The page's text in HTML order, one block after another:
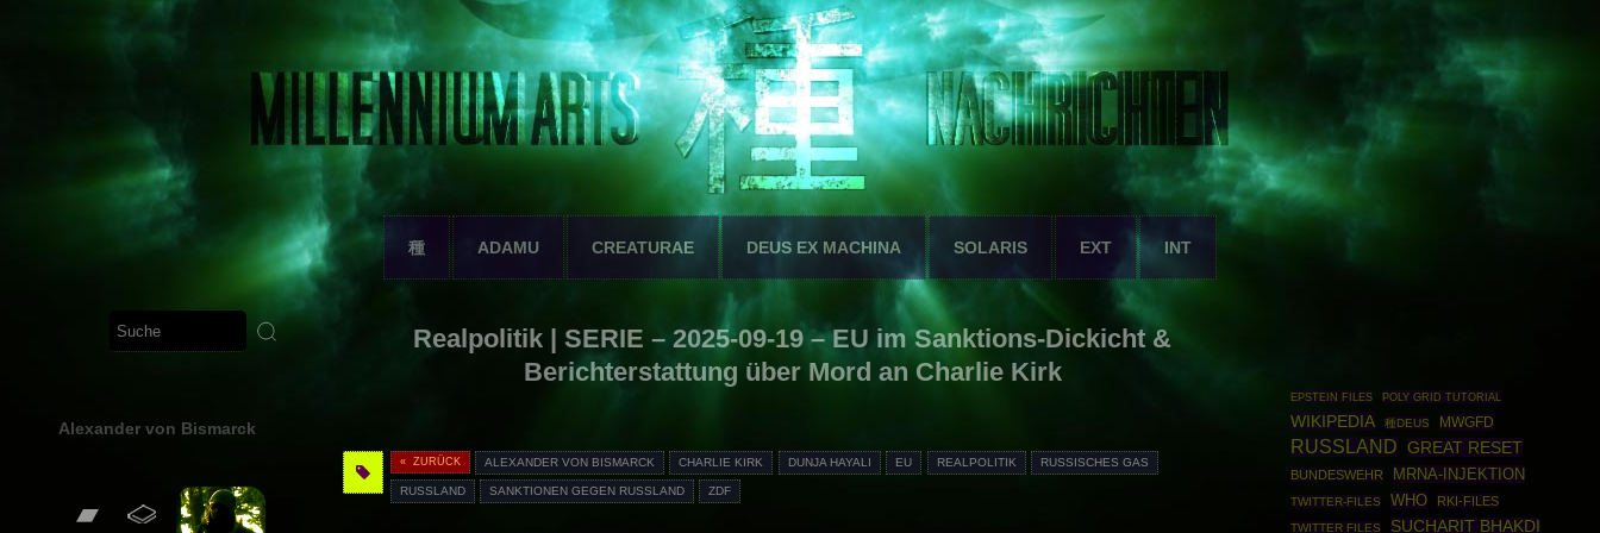
種 ADAMU CREATURAE DEUS EX MACHINA SOLARIS EXT INT
Alexander von Bismarck
Realpolitik | SERIE – 2025-09-19 – EU im Sanktions-Dickicht &
Berichterstattung über Mord an Charlie Kirk
« ZURÜCK ALEXANDER VON BISMARCK CHARLIE KIRK DUNJA HAYALI EU REALPOLITIK RUSSISCHES GAS
RUSSLAND SANKTIONEN GEGEN RUSSLAND ZDF
EPSTEIN FILES POLY GRID TUTORIAL
WIKIPEDIA 種DEUS MWGFD
RUSSLAND GREAT RESET
BUNDESWEHR MRNA-INJEKTION
TWITTER-FILES WHO RKI-FILES
TWITTER FILES SUCHARIT BHAKDI